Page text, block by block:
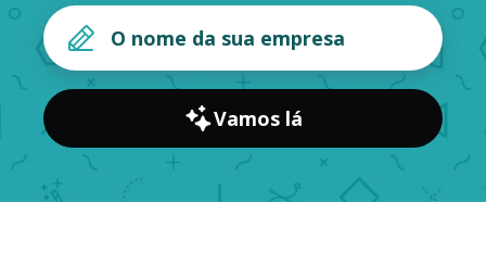
Vamos lá